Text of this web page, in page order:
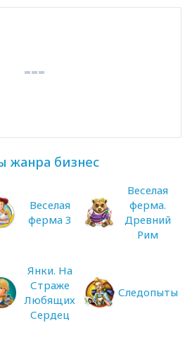
жанра бизнес
Веселая
ферма 3
Веселая
ферма.
Древний
Рим
Янки. На
Страже
Любящих
Сердец
Следопыты